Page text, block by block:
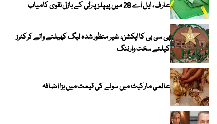
عارف ، ایل اے 28 میں پیپلز پارٹی کے بازل نقوی کامیاب
پی سی بی کا ایکشن، غیر منظور شدہ لیگ کھیلنے والے کرکٹرز
کیلئے سخت وارننگ
عالمی مارکیٹ میں سونے کی قیمت میں بڑا اضافہ